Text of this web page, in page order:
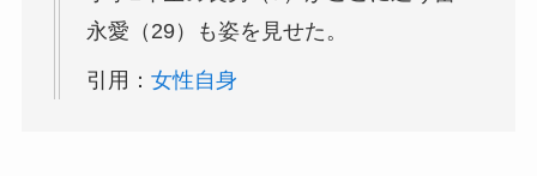
永愛（29）も姿を見せた。
引用： 女性自身